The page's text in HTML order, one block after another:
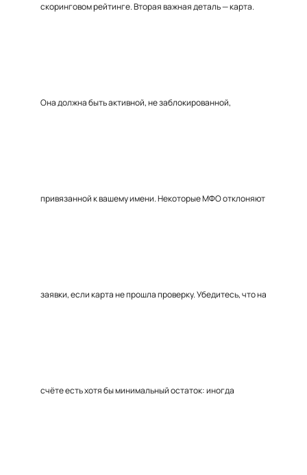
скоринговом рейтинге. Вторая важная деталь — карта.
Она должна быть активной, не заблокированной,
привязанной к вашему имени. Некоторые МФО отклоняют
заявки, если карта не прошла проверку. Убедитесь, что на
счёте есть хотя бы минимальный остаток: иногда